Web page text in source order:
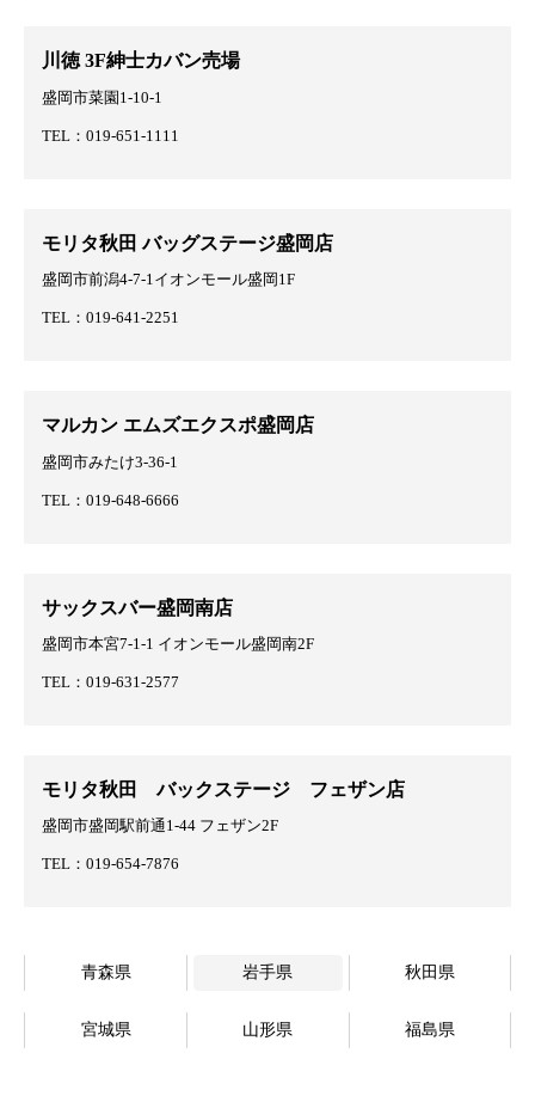
川徳 3F紳士カバン売場
盛岡市菜園1-10-1
TEL：019-651-1111
モリタ秋田 バッグステージ盛岡店
盛岡市前潟4-7-1イオンモール盛岡1F
TEL：019-641-2251
マルカン エムズエクスポ盛岡店
盛岡市みたけ3-36-1
TEL：019-648-6666
サックスバー盛岡南店
盛岡市本宮7-1-1 イオンモール盛岡南2F
TEL：019-631-2577
モリタ秋田 バックステージ フェザン店
盛岡市盛岡駅前通1-44 フェザン2F
TEL：019-654-7876
青森県 岩手県 秋田県
宮城県 山形県 福島県